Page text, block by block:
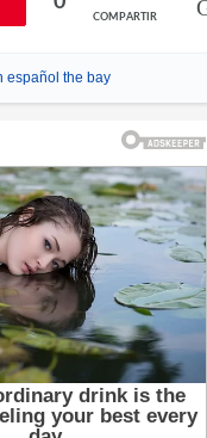
COMPARTIR
español the bay